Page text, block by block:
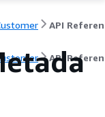
API
API